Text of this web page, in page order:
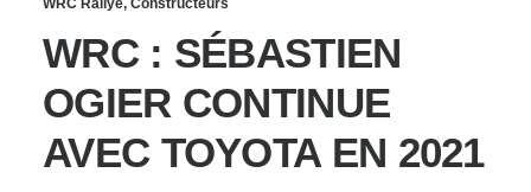
WRC Rallye, Constructeurs
WRC : SÉBASTIEN
OGIER CONTINUE
AVEC TOYOTA EN 2021